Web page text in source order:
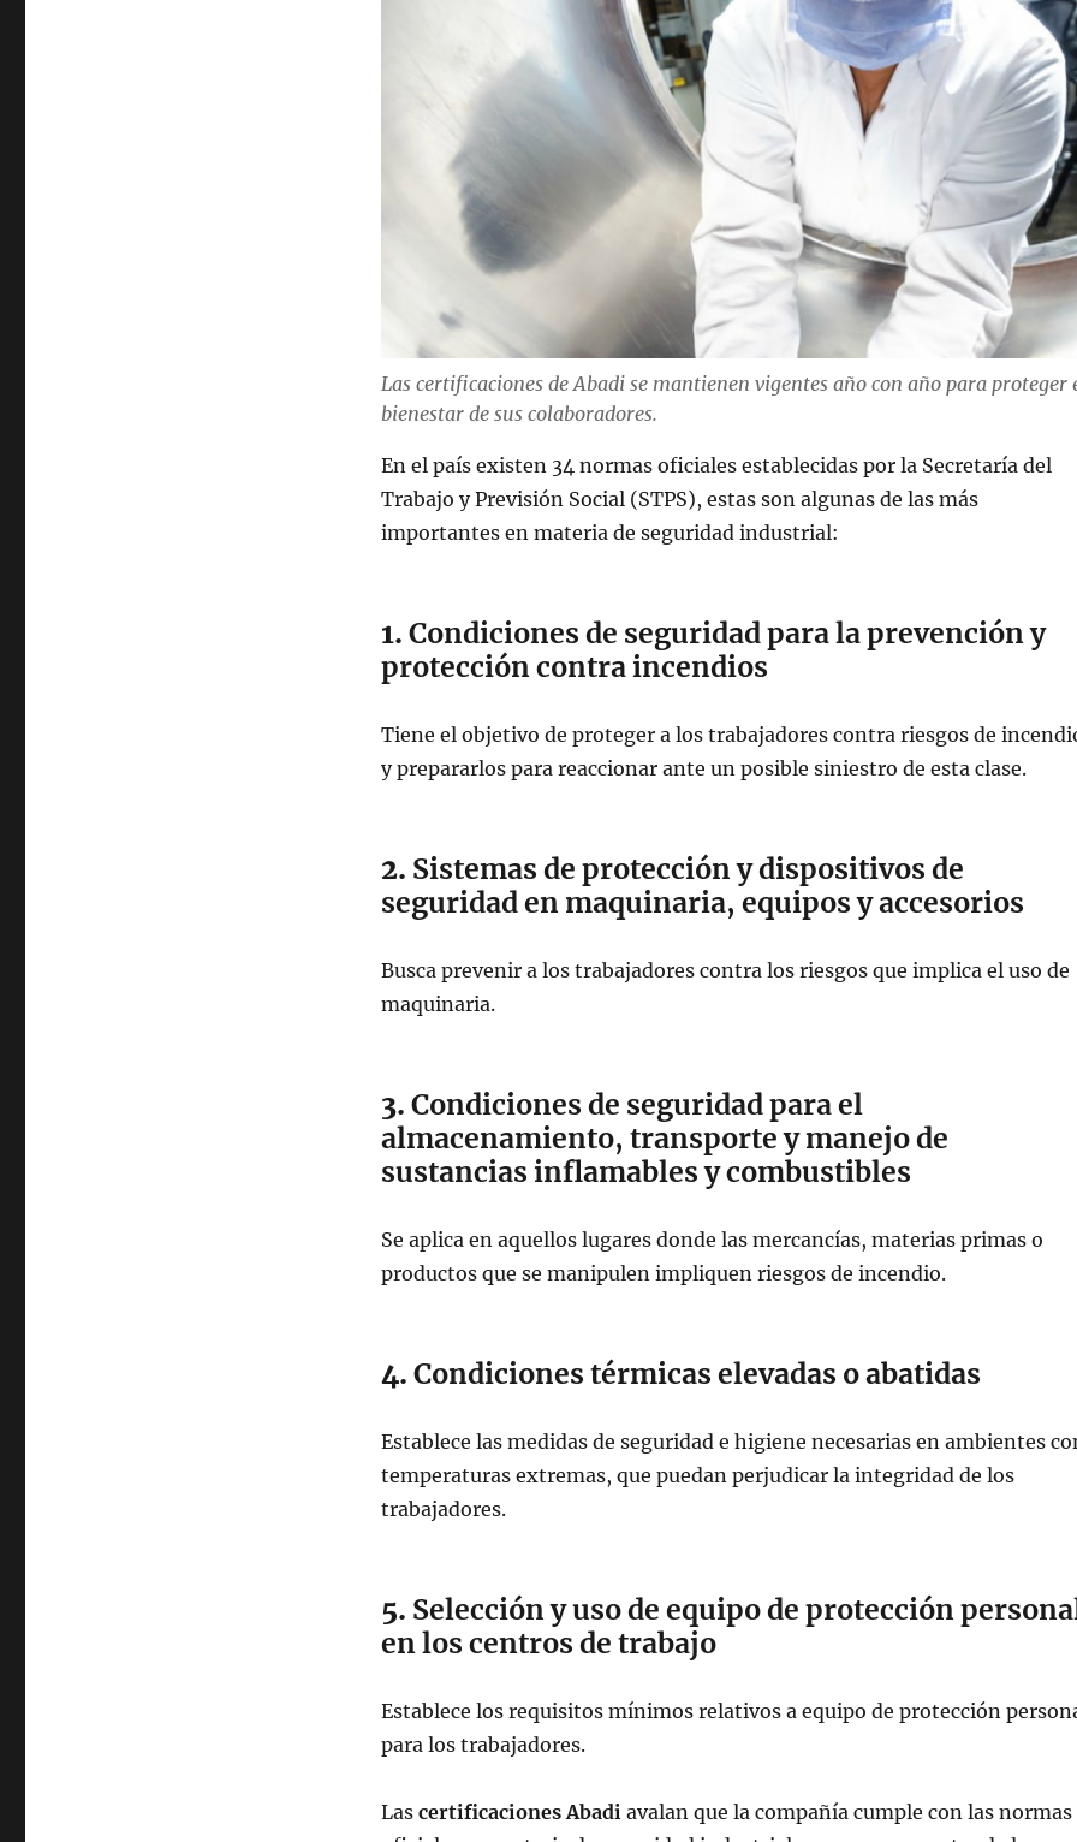
Las certificaciones de Abadi se mantienen vigentes año con año para proteger
bienestar de sus colaboradores.
En el país existen 34 normas oficiales establecidas por la Secretaría del
Trabajo y Previsión Social (STPS), estas son algunas de las más
importantes en materia de seguridad industrial:
1. Condiciones de seguridad para la prevención y
protección contra incendios
Tiene el objetivo de proteger a los trabajadores contra riesgos de
y prepararlos para reaccionar ante un posible siniestro de esta clase.
2. Sistemas de protección y dispositivos de
seguridad en maquinaria, equipos y accesorios
Busca prevenir a los trabajadores contra los riesgos que implica el uso de
maquinaria.
3. Condiciones de seguridad para el
almacenamiento, transporte y manejo de
sustancias inflamables y combustibles
Se aplica en aquellos lugares donde las mercancías, materias primas o
productos que se manipulen impliquen riesgos de incendio.
4. Condiciones térmicas elevadas o abatidas
Establece las medidas de seguridad e higiene necesarias en ambientes
temperaturas extremas, que puedan perjudicar la integridad de los
trabajadores.
5. Selección y uso de equipo de protección
en los centros de trabajo
Establece los requisitos mínimos relativos a equipo de protección
para los trabajadores.
Las certificaciones Abadi avalan que la compañía cumple con las normas